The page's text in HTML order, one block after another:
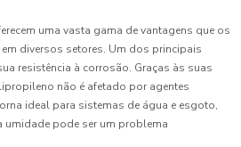
uma vasta gama de vantagens que os
diversos setores. Um dos principais
resistência à corrosão. Graças às suas
não é afetado por agentes
ideal para sistemas de água e esgoto,
umidade pode ser um problema